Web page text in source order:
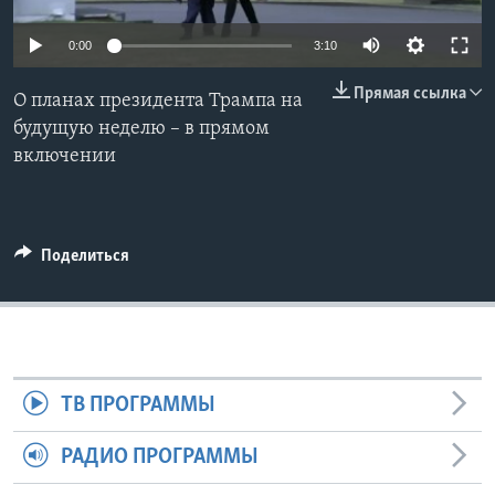
Learning English
СОЦИАЛЬНЫЕ СЕТИ
0:00 3:10
Прямая ссылка
О планах президента Трампа на
будущую неделю – в прямом
включении
Поделиться
ТВ ПРОГРАММЫ
РАДИО ПРОГРАММЫ